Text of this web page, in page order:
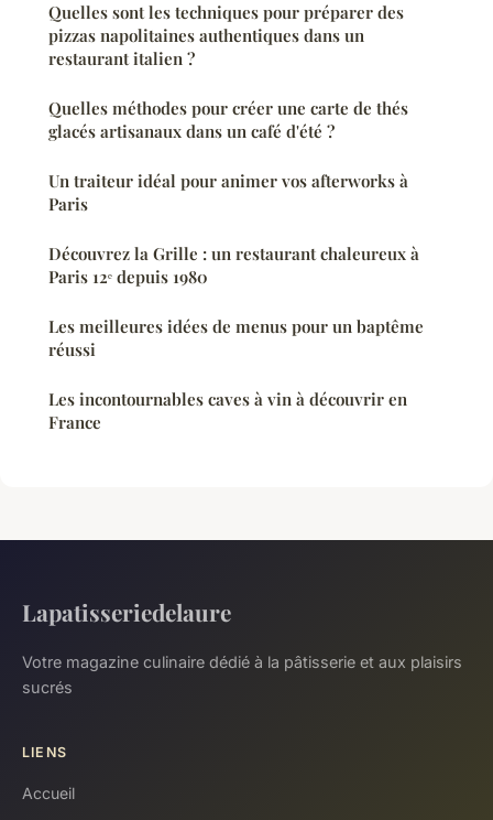
Quelles sont les techniques pour préparer des
pizzas napolitaines authentiques dans un
restaurant italien ?
Quelles méthodes pour créer une carte de thés
glacés artisanaux dans un café d'été ?
Un traiteur idéal pour animer vos afterworks à
Paris
Découvrez la Grille : un restaurant chaleureux à
Paris 12ᵉ depuis 1980
Les meilleures idées de menus pour un baptême
réussi
Les incontournables caves à vin à découvrir en
France
Lapatisseriedelaure
Votre magazine culinaire dédié à la pâtisserie et aux plaisirs
sucrés
LIENS
Accueil